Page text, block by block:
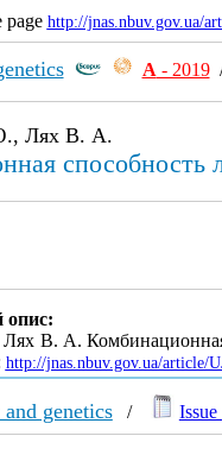
page http://jnas.nbuv.gov.ua/
А - 2019
Лях В. А.
способность
опис:
В. А. Комбинационная
http://jnas.nbuv.gov.ua/article/
genetics/ Issue